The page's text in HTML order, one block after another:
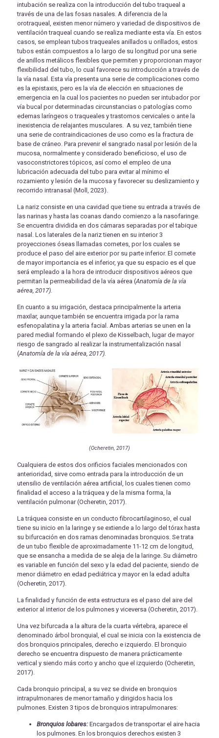
intubación se realiza con la introducción del tubo traqueal a
través de una de las fosas nasales. A diferencia de la
orotraqueal, existen menor número y variedad de dispositivos de
ventilación traqueal cuando se realiza mediante esta vía. En estos
casos, se emplean tubos traqueales anillados u orillados, estos
tubos están compuestos a lo largo de su longitud por una serie
de anillos metálicos flexibles que permiten y proporcionan mayor
flexibilidad del tubo, lo cual favorece su introducción a través de
la vía nasal. Esta vía presenta una serie de complicaciones como
es la epistaxis, pero es la vía de elección en situaciones de
emergencia en la cual los pacientes no pueden ser intubador por
vía bucal por determinadas circunstancias o patologías como
edemas laríngeos o traqueales y trastornos cervicales o ante la
inexistencia de relajantes musculares. A su vez, también tiene
una serie de contraindicaciones de uso como es la fractura de
base de cráneo. Para prevenir el sangrado nasal por lesión de la
mucosa, normalmente y considerado beneficioso, el uso de
vasoconstrictores tópicos, así como el empleo de una
lubricación adecuada del tubo para evitar al mínimo el
rozamiento y lesión de la mucosa y favorecer su deslizamiento y
recorrido intranasal (Moll, 2023).
La nariz consiste en una cavidad que tiene su entrada a través de
las narinas y hasta las coanas dando comienzo a la nasofaringe.
Se encuentra dividida en dos cámaras separadas por el tabique
nasal. Los laterales de la nariz tienen en su interior 3
proyecciones óseas llamadas cornetes, por los cuales se
produce el paso del aire exterior por su parte inferior. El cornete
de mayor importancia es el inferior, ya que su espacio es el que
será empleado a la hora de introducir dispositivos aéreos que
permitan la permeabilidad de la vía aérea (Anatomía de la vía
aérea, 2017).
En cuanto a su irrigación, destaca principalmente la arteria
maxilar, aunque también se encuentra irrigada por la rama
esfenopalatina y la arteria facial. Ambas arterias se unen en la
pared medial formando el plexo de Kisselbach, lugar de mayor
riesgo de sangrado al realizar la instrumentalización nasal
(Anatomía de la vía aérea, 2017).
(Ocheretin, 2017)
Cualquiera de estos dos orificios faciales mencionados con
anterioridad, sirve como entrada para la introducción de un
utensilio de ventilación aérea artificial, los cuales tienen como
finalidad el acceso a la tráquea y de la misma forma, la
ventilación pulmonar (Ocheretin, 2017).
La tráquea consiste en un conducto fibrocartilaginoso, el cual
tiene su inicio en la laringe y se extiende a lo largo del tórax hasta
su bifurcación en dos ramas denominadas bronquios. Se trata
de un tubo flexible de aproximadamente 11-12 cm de longitud,
que se ensancha a medida de se aleja de la laringe. Su diámetro
es variable en función del sexo y la edad del paciente, siendo de
menor diámetro en edad pediátrica y mayor en la edad adulta
(Ocheretin, 2017).
La finalidad y función de esta estructura es el paso del aire del
exterior al interior de los pulmones y viceversa (Ocheretin, 2017).
Una vez bifurcada a la altura de la cuarta vértebra, aparece el
denominado árbol bronquial, el cual se inicia con la existencia de
dos bronquios principales, derecho e izquierdo. El bronquio
derecho se encuentra dispuesto de manera prácticamente
vertical y siendo más corto y ancho que el izquierdo (Ocheretin,
2017).
Cada bronquio principal, a su vez se divide en bronquios
intrapulmonares de menor tamaño y dirigidos hacia los
pulmones. Existen 3 tipos de bronquios intrapulmonares:
Bronquios lobares: Encargados de transportar el aire hacia
los pulmones. En los bronquios derechos existen 3